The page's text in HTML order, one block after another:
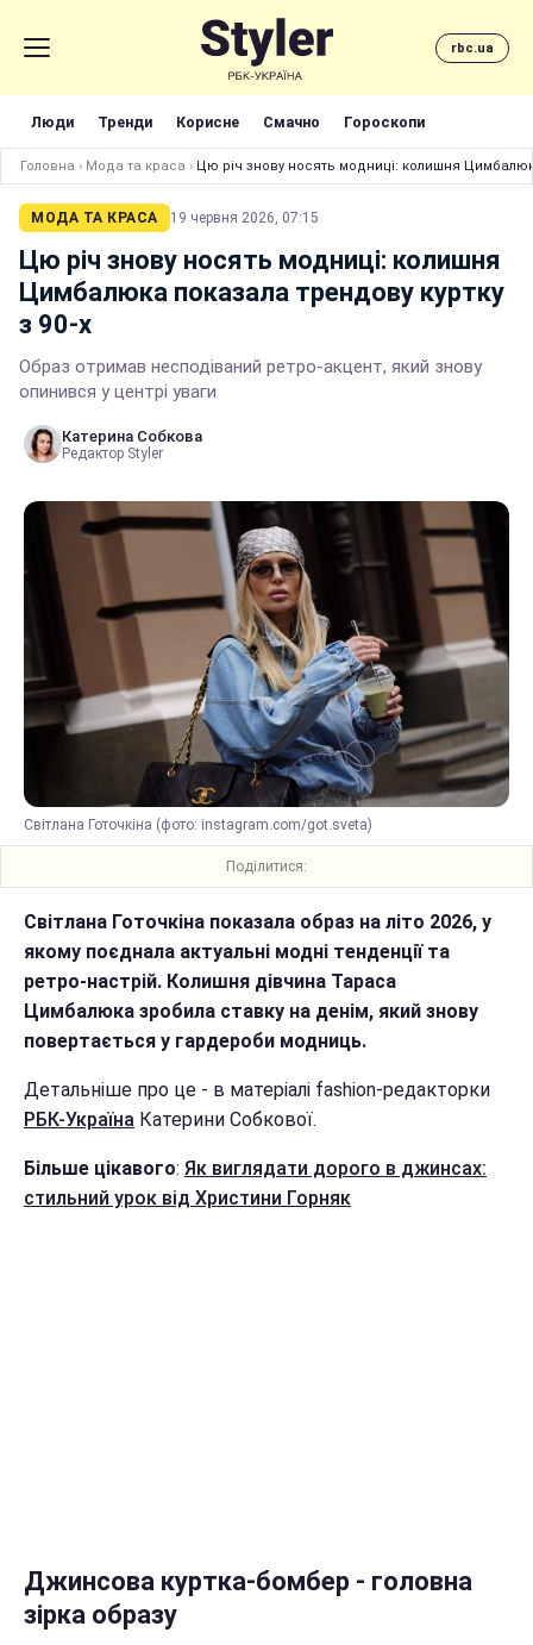
rbc.ua
Люди Тренди Корисне Смачно Гороскопи
Головна › Мода та краса › Цю річ знову носять модниці: колишня
МОДА ТА КРАСА 19 червня 2026, 07:15
Цю річ знову носять модниці: колишня
Цимбалюка показала трендову куртку
з 90-х
Образ отримав несподіваний ретро-акцент, який знову
опинився у центрі уваги
Катерина Собкова
Редактор Styler
Світлана Готочкіна (фото: instagram.com/got.sveta)
Поділитися:
Світлана Готочкіна показала образ на літо 2026, у
якому поєднала актуальні модні тенденції та
ретро-настрій. Колишня дівчина Тараса
Цимбалюка зробила ставку на денім, який знову
повертається у гардероби модниць.
Детальніше про це - в матеріалі fashion-редакторки
РБК-Україна Катерини Собкової.
Більше цікавого: Як виглядати дорого в джинсах:
стильний урок від Христини Горняк
Джинсова куртка-бомбер - головна
зірка образу